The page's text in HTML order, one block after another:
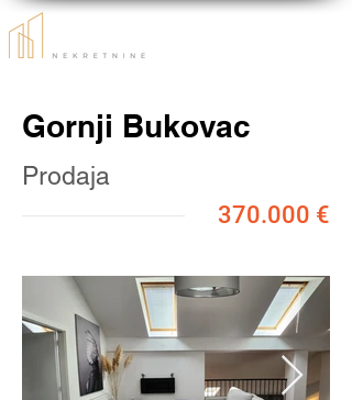
Gornji Bukovac
Prodaja
370.000 €